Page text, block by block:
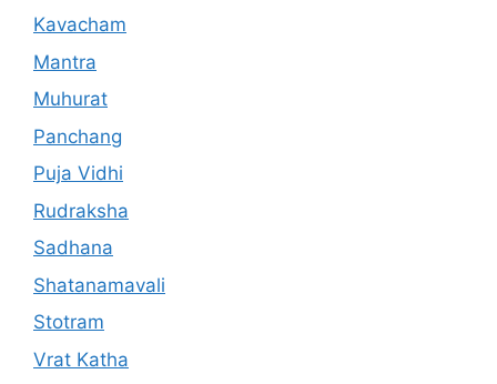
Kavacham
Mantra
Muhurat
Panchang
Puja Vidhi
Rudraksha
Sadhana
Shatanamavali
Stotram
Vrat Katha